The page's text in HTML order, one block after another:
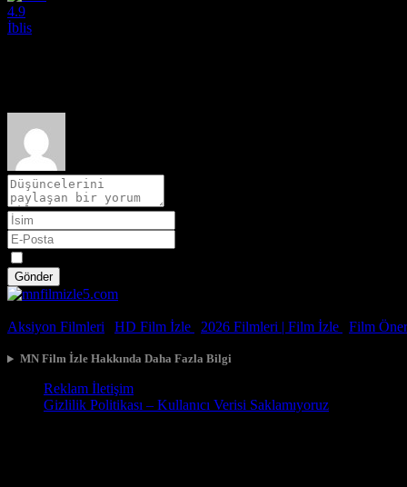
4.9
İblis
Gönder
Aksiyon Filmleri
HD Film İzle 2026 Filmleri | Film İzle Film
MN Film İzle Hakkında Daha Fazla Bilgi
Reklam İletişim
Gizlilik Politikası – Kullanıcı Verisi Saklamıyoruz